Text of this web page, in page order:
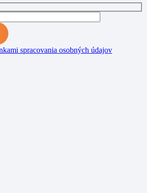
spracovania osobných údajov